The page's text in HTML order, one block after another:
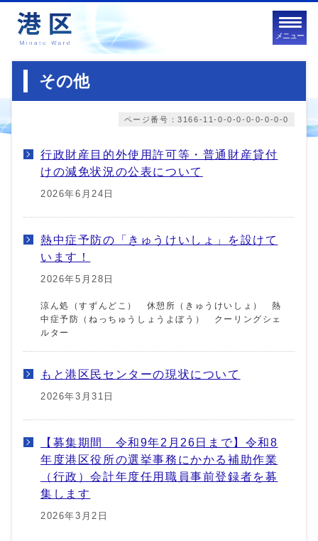
メニュー
その他
ページ番号：3166-11-0-0-0-0-0-0-0-0
行政財産目的外使用許可等・普通財産貸付
けの減免状況の公表について
2026年6月24日
熱中症予防の「きゅうけいしょ」を設けて
います！
2026年5月28日
涼ん処（すずんどこ） 休憩所（きゅうけいしょ） 熱
中症予防（ねっちゅうしょうよぼう） クーリングシェ
ルター
もと港区民センターの現状について
2026年3月31日
【募集期間 令和9年2月26日まで】令和8
年度港区役所の選挙事務にかかる補助作業
（行政）会計年度任用職員事前登録者を募
集します
2026年3月2日